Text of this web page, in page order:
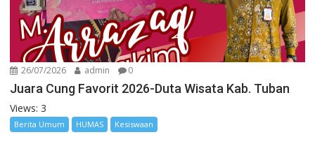
26/07/2026 admin 0
Juara Cung Favorit 2026-Duta Wisata Kab. Tuban
Views: 3
Berita Umum HUMAS Kesiswaan